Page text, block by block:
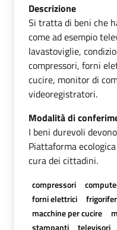
Descrizione
Si tratta di beni che
come ad esempio
lavastoviglie,
compressori, forni
cucire, monitor di
videoregistratori.
Modalità di
I beni durevoli
Piattaforma
cura dei cittadini.
compressori
forni elettrici
macchine per cucire
stampanti
televisori